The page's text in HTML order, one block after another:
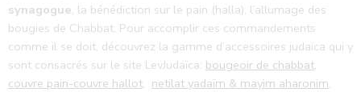
synagogue, la bénédiction sur le pain (halla), l’allumage des
bougies de Chabbat. Pour accomplir ces commandements
comme il se doit, découvrez la gamme d’accessoires judaïca qui y
sont consacrés sur le site LevJudaïca: bougeoir de chabbat,
couvre pain-couvre hallot, netilat yadaïm & mayim aharonim,